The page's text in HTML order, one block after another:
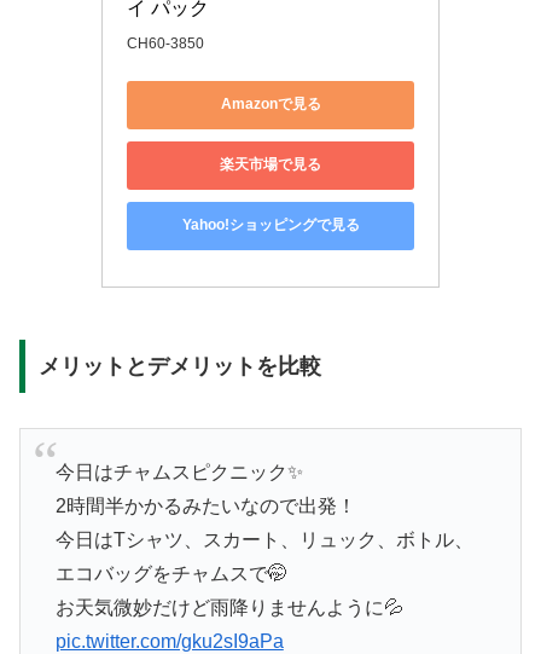
イ パック
CH60-3850
Amazonで見る
楽天市場で見る
Yahoo!ショッピングで見る
メリットとデメリットを比較
今日はチャムスピクニック✨
2時間半かかるみたいなので出発！
今日はTシャツ、スカート、リュック、ボトル、
エコバッグをチャムスで🤭
お天気微妙だけど雨降りませんように💦
pic.twitter.com/gku2sI9aPa